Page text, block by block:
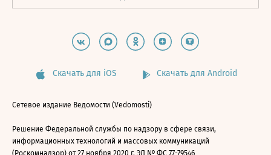
Скачать для iOS Скачать для Android
Сетевое издание Ведомости (Vedomosti)
Решение Федеральной службы по надзору в сфере связи,
информационных технологий и массовых коммуникаций
(Роскомнадзор) от 27 ноября 2020 г. ЭЛ № ФС 77-79546